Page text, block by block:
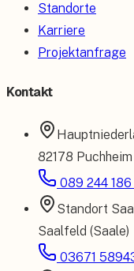
Standorte
Karriere
Projektanfrage
Kontakt
82178 Puchheim
089 244
Standort
Saalfeld (Saale)
03671